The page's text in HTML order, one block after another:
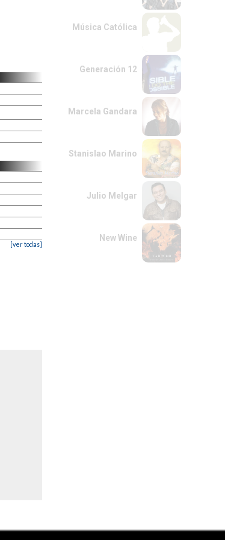
[ver todas]
Música Católica
Generación 12
Marcela Gandara
Stanislao Marino
Julio Melgar
New Wine